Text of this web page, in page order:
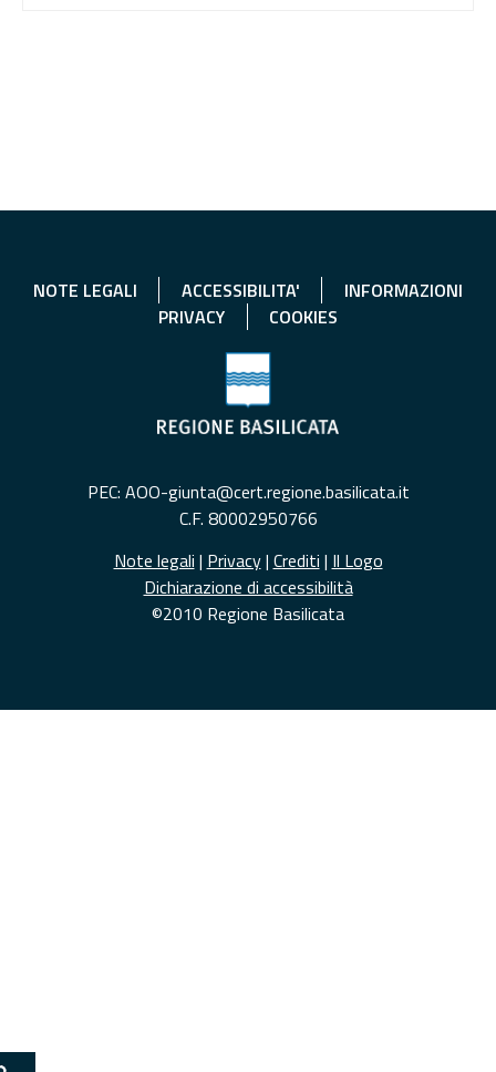
NOTE LEGALI ACCESSIBILITA'
INFORMAZIONI
PRIVACY
COOKIES
PEC: AOO-giunta@cert.regione.basilicata.it
C.F. 80002950766
Note legali | Privacy| Crediti | Il Logo
Dichiarazione di accessibilità
©2010 Regione Basilicata